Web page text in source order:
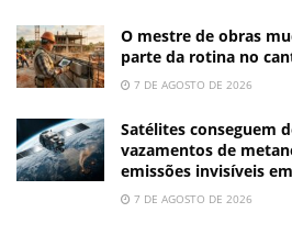
O mestre de obras
parte da rotina no
7 DE AGOSTO DE 2026
Satélites conseguem
vazamentos de
emissões invisíveis
7 DE AGOSTO DE 2026